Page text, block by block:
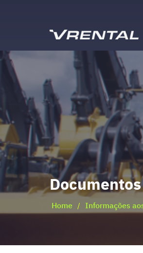
Home / Informações